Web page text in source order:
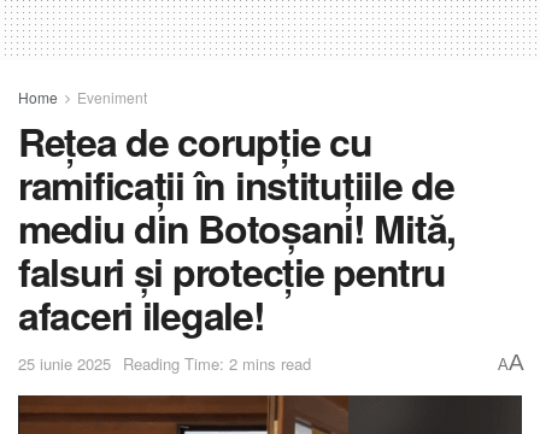
Home Eveniment
Rețea de corupție cu
ramificații în instituțiile de
mediu din Botoșani! Mită,
falsuri și protecție pentru
afaceri ilegale!
25 iunie 2025 Reading Time: 2 mins read AA